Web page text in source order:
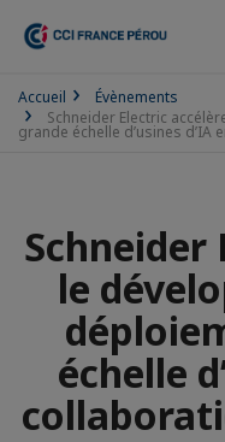
Accueil
Évènements
Schneider Electric
grande échelle d’usines d’IA
Schneider
le
échelle